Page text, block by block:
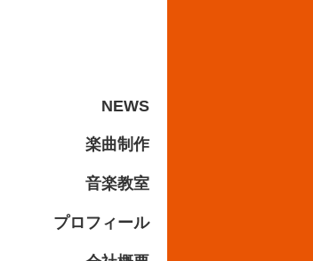
NEWS
楽曲制作
音楽教室
プロフィール